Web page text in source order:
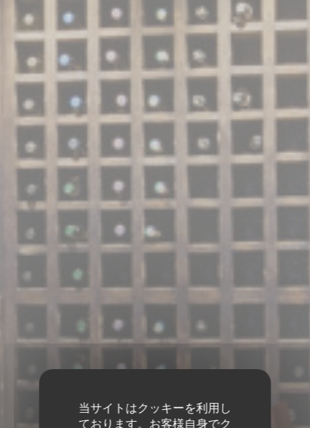
当サイトはクッキーを利用し
ております。お客様自身でク